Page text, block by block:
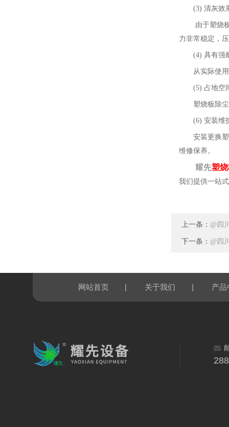
(3) 清灰效
由于塑烧
力非常稳定，
(4) 具有强
从实际使
(5) 占地空
塑烧板除
(6) 安装维
安装更换
维修保养。
耀先塑
我们提供一站
上一条： @四
下一条： @四
网站首页 | 关于我们 | 产品